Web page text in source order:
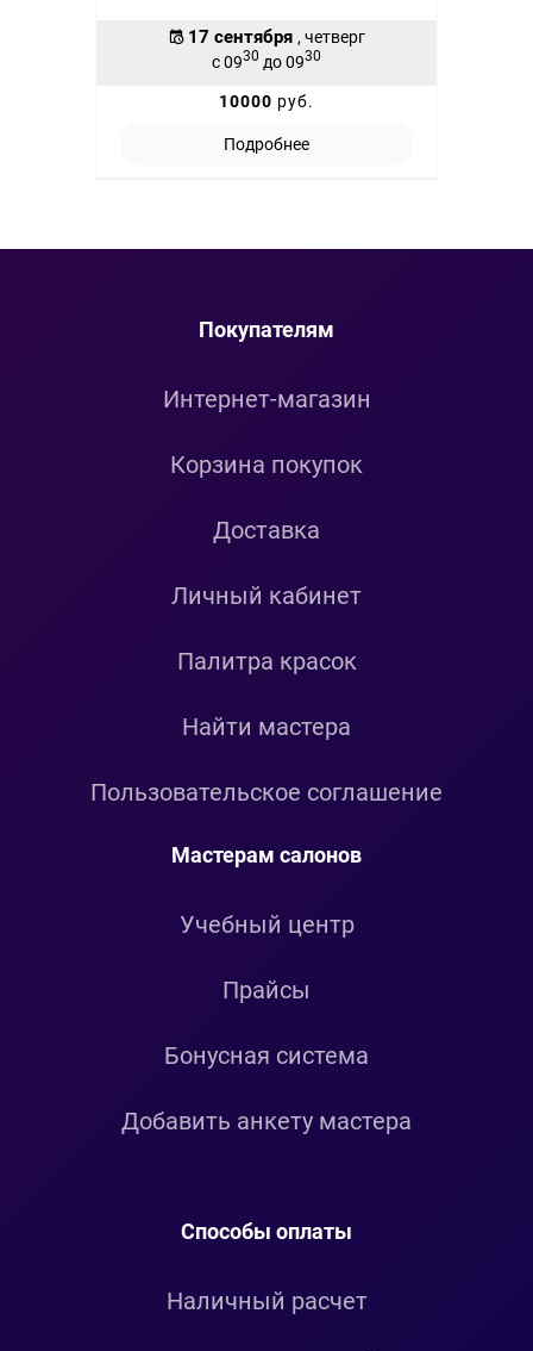
17 сентября , четверг
с 0930 до 0930
10000 руб.
Подробнее
Покупателям
Интернет-магазин
Корзина покупок
Доставка
Личный кабинет
Палитра красок
Найти мастера
Пользовательское соглашение
Мастерам салонов
Учебный центр
Прайсы
Бонусная система
Добавить анкету мастера
Способы оплаты
Наличный расчет